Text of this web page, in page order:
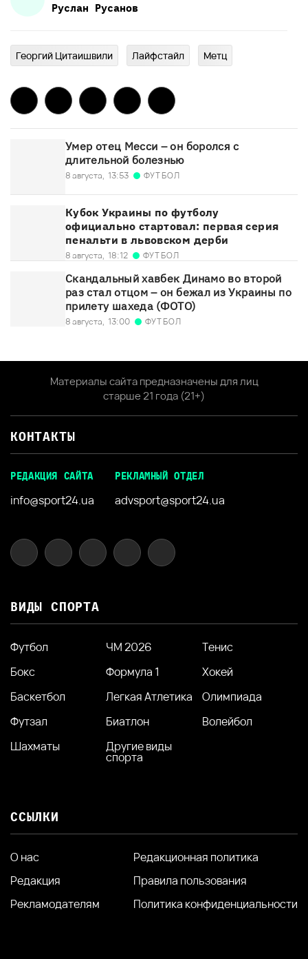
Руслан Русанов
Георгий Цитаишвили Лайфстайл Метц
Умер отец Месси – он боролся с
длительной болезнью
8 августа, 13:53 ФУТБОЛ
Кубок Украины по футболу
официально стартовал: первая серия
пенальти в львовском дерби
8 августа, 18:12 ФУТБОЛ
Скандальный хавбек Динамо во второй
раз стал отцом – он бежал из Украины по
прилету шахеда (ФОТО)
8 августа, 13:00 ФУТБОЛ
Материалы сайта предназначены для лиц
старше 21 года (21+)
КОНТАКТЫ
РЕДАКЦИЯ САЙТА
info@sport24.ua
РЕКЛАМНЫЙ ОТДЕЛ
advsport@sport24.ua
ВИДЫ СПОРТА
Футбол ЧМ 2026
Тенис
Бокс
Формула 1
Хокей
Баскетбол
Легкая Атлетика
Олимпиада
Футзал
Биатлон
Волейбол
Шахматы
Другие виды
спорта
ССЫЛКИ
О нас
Редакция
Рекламодателям
Редакционная политика
Правила пользования
Политика конфиденциальности